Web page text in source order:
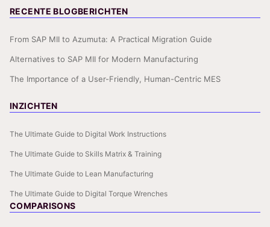
RECENTE BLOGBERICHTEN
From SAP MII to Azumuta: A Practical Migration Guide
Alternatives to SAP MII for Modern Manufacturing
The Importance of a User-Friendly, Human-Centric MES
INZICHTEN
The Ultimate Guide to Digital Work Instructions
The Ultimate Guide to Skills Matrix & Training
The Ultimate Guide to Lean Manufacturing
The Ultimate Guide to Digital Torque Wrenches
COMPARISONS